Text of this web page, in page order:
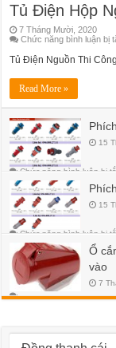
Tủ Điện Hộp
7 Tháng Mười, 2020
Chức năng bình luận bị
Tủ Điện Nguồn Thi
Read More »
15
Chức năng bình luận bị
15
Chức năng bình luận bị
Ổ
vào
7